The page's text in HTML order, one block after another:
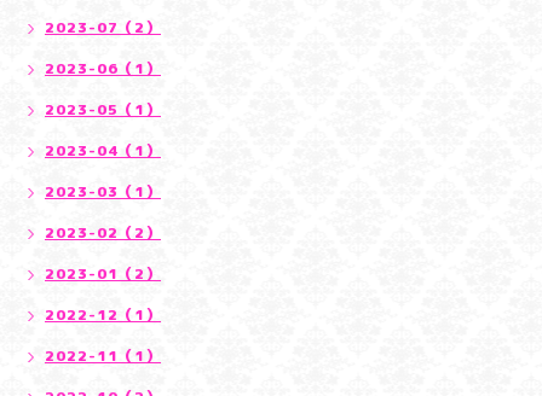
2023-07（2）
2023-06（1）
2023-05（1）
2023-04（1）
2023-03（1）
2023-02（2）
2023-01（2）
2022-12（1）
2022-11（1）